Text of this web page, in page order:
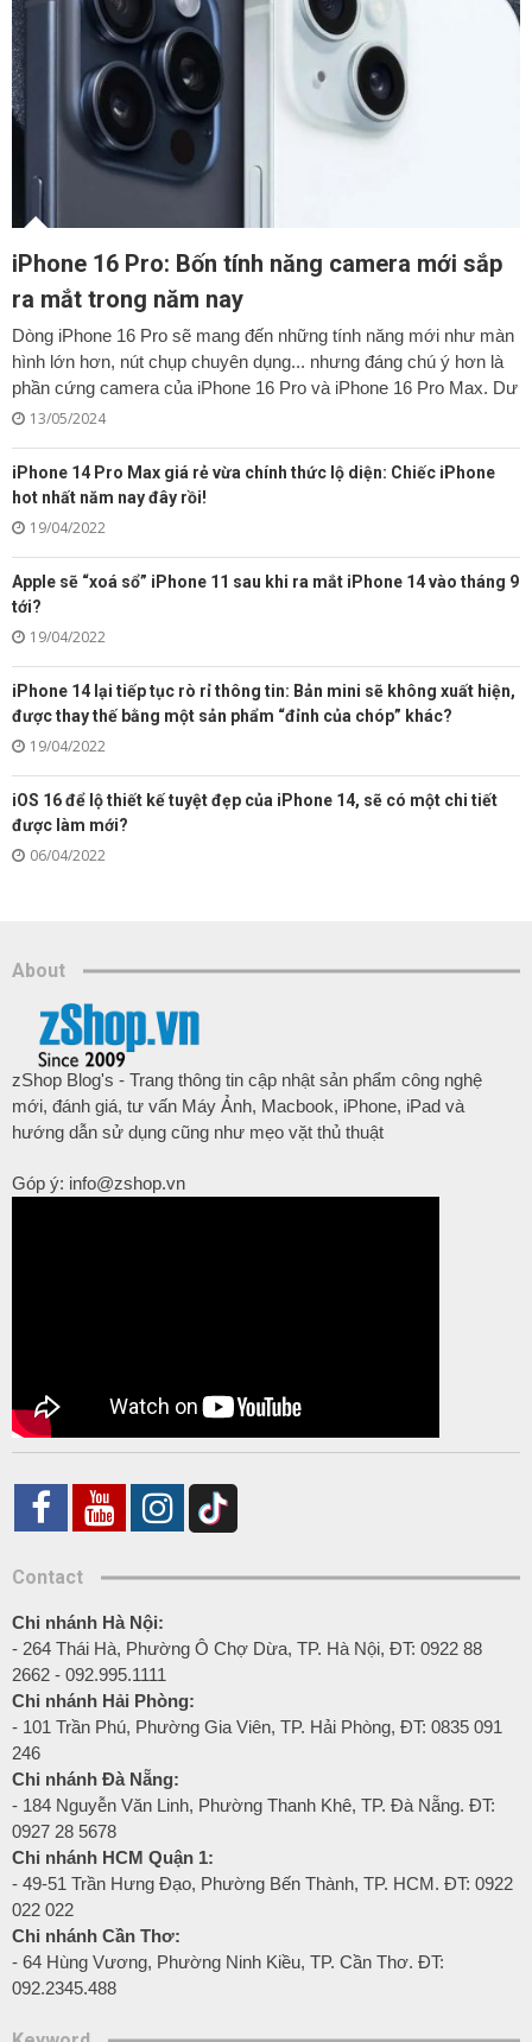
iPhone 16 Pro: Bốn tính năng camera mới sắp
ra mắt trong năm nay
Dòng iPhone 16 Pro sẽ mang đến những tính năng mới như màn
hình lớn hơn, nút chụp chuyên dụng... nhưng đáng chú ý hơn là
phần cứng camera của iPhone 16 Pro và iPhone 16 Pro Max. Dư
13/05/2024
iPhone 14 Pro Max giá rẻ vừa chính thức lộ diện: Chiếc iPhone
hot nhất năm nay đây rồi!
19/04/2022
Apple sẽ “xoá sổ” iPhone 11 sau khi ra mắt iPhone 14 vào tháng 9
tới?
19/04/2022
iPhone 14 lại tiếp tục rò rỉ thông tin: Bản mini sẽ không xuất hiện,
được thay thế bằng một sản phẩm “đỉnh của chóp” khác?
19/04/2022
iOS 16 để lộ thiết kế tuyệt đẹp của iPhone 14, sẽ có một chi tiết
được làm mới?
06/04/2022
About
zShop Blog's - Trang thông tin cập nhật sản phẩm công nghệ
mới, đánh giá, tư vấn Máy Ảnh, Macbook, iPhone, iPad và
hướng dẫn sử dụng cũng như mẹo vặt thủ thuật
Góp ý: info@zshop.vn
Contact
Chi nhánh Hà Nội:
- 264 Thái Hà, Phường Ô Chợ Dừa, TP. Hà Nội, ĐT: 0922 88
2662 - 092.995.1111
Chi nhánh Hải Phòng:
- 101 Trần Phú, Phường Gia Viên, TP. Hải Phòng, ĐT: 0835 091
246
Chi nhánh Đà Nẵng:
- 184 Nguyễn Văn Linh, Phường Thanh Khê, TP. Đà Nẵng. ĐT:
0927 28 5678
Chi nhánh HCM Quận 1:
- 49-51 Trần Hưng Đạo, Phường Bến Thành, TP. HCM. ĐT: 0922
022 022
Chi nhánh Cần Thơ:
- 64 Hùng Vương, Phường Ninh Kiều, TP. Cần Thơ. ĐT:
092.2345.488